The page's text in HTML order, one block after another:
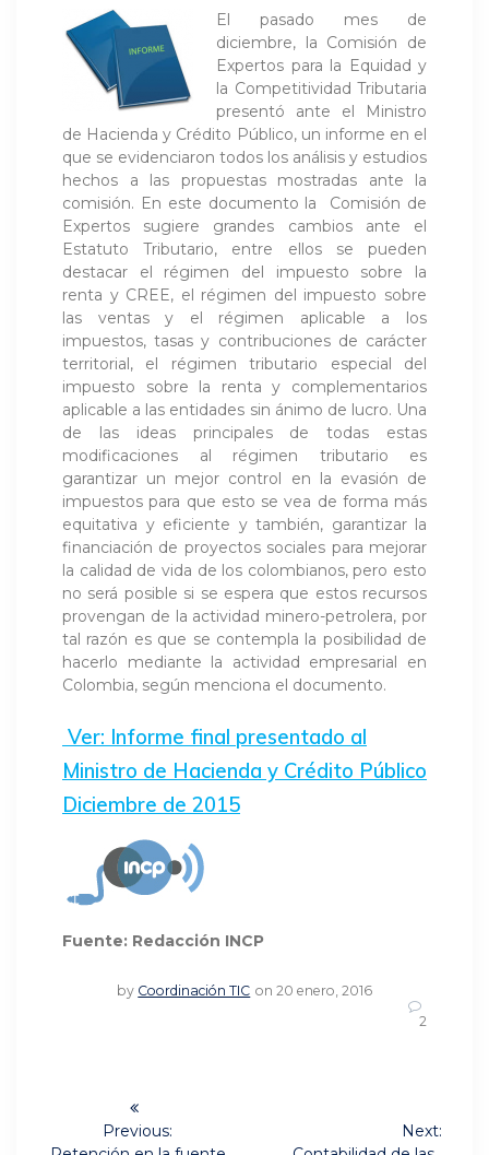
El pasado mes de
diciembre, la Comisión de
Expertos para la Equidad y
la Competitividad Tributaria
presentó ante el Ministro
de Hacienda y Crédito Público, un informe en el
que se evidenciaron todos los análisis y estudios
hechos a las propuestas mostradas ante la
comisión. En este documento la Comisión de
Expertos sugiere grandes cambios ante el
Estatuto Tributario, entre ellos se pueden
destacar el régimen del impuesto sobre la
renta y CREE, el régimen del impuesto sobre
las ventas y el régimen aplicable a los
impuestos, tasas y contribuciones de carácter
territorial, el régimen tributario especial del
impuesto sobre la renta y complementarios
aplicable a las entidades sin ánimo de lucro. Una
de las ideas principales de todas estas
modificaciones al régimen tributario es
garantizar un mejor control en la evasión de
impuestos para que esto se vea de forma más
equitativa y eficiente y también, garantizar la
financiación de proyectos sociales para mejorar
la calidad de vida de los colombianos, pero esto
no será posible si se espera que estos recursos
provengan de la actividad minero-petrolera, por
tal razón es que se contempla la posibilidad de
hacerlo mediante la actividad empresarial en
Colombia, según menciona el documento.
Ver: Informe final presentado al
Ministro de Hacienda y Crédito Público
Diciembre de 2015
Fuente: Redacción INCP
by Coordinación TIC on 20 enero, 2016
2
Navegación
de
Previous:
Next: